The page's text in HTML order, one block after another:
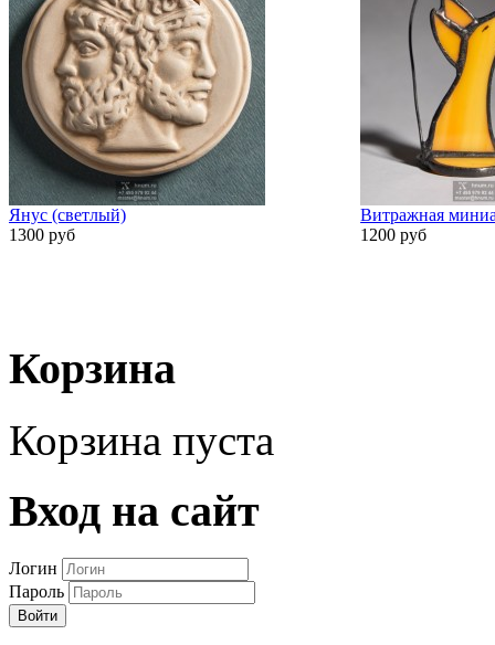
Янус (светлый)
1300 руб
Витражная
1200 руб
Корзина
Корзина пуста
Вход на сайт
Логин
Пароль
Войти